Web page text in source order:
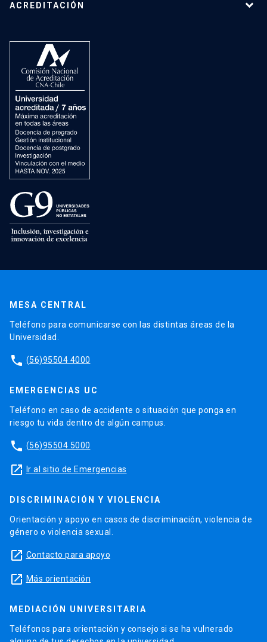
ACREDITACIÓN
MESA CENTRAL
Teléfono para comunicarse con las distintas áreas de la
Universidad.
phone (56)95504 4000
EMERGENCIAS UC
Teléfono en caso de accidente o situación que ponga en
riesgo tu vida dentro de algún campus.
phone (56)95504 5000
launch Ir al sitio de Emergencias
DISCRIMINACIÓN Y VIOLENCIA
Orientación y apoyo en casos de discriminación, violencia de
género o violencia sexual.
launch Contacto para apoyo
launch Más orientación
MEDIACIÓN UNIVERSITARIA
Teléfonos para orientación y consejo si se ha vulnerado